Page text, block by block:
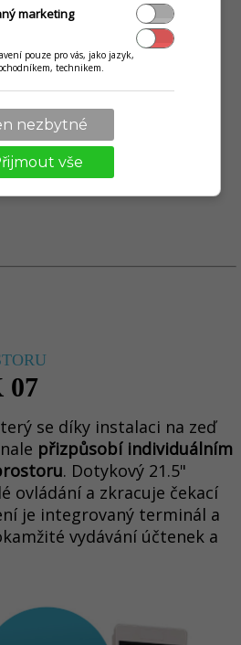
NÁKUP:
č + terminál zdarma
NABÍDKU
07
se díky instalaci na zeď
přizpůsobí individuálním
. Dotykový 21.5"
ovládání a zkracuje čekací
je integrovaný terminál a
vydávání účtenek a
marketing
pouze pro vás, jako jazyk,
technikem.
nezbytné
vše